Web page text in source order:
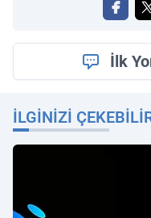
İlk
İLGINIZI